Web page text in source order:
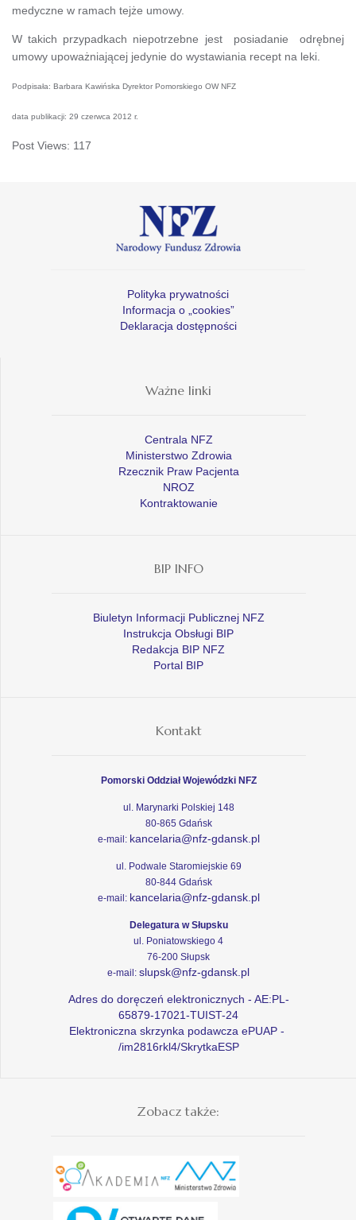
medyczne w ramach tejże umowy.
W takich przypadkach niepotrzebne jest posiadanie odrębnej
umowy upoważniającej jedynie do wystawiania recept na leki.
Podpisała: Barbara Kawińska Dyrektor Pomorskiego OW NFZ
data publikacji: 29 czerwca 2012 r.
Post Views: 117
Polityka prywatności
Informacja o „cookies”
Deklaracja dostępności
Ważne linki
Centrala NFZ
Ministerstwo Zdrowia
Rzecznik Praw Pacjenta
NROZ
Kontraktowanie
BIP INFO
Biuletyn Informacji Publicznej NFZ
Instrukcja Obsługi BIP
Redakcja BIP NFZ
Portal BIP
Kontakt
Pomorski Oddział Wojewódzki NFZ
ul. Marynarki Polskiej 148
80-865 Gdańsk
e-mail: kancelaria@nfz-gdansk.pl
ul. Podwale Staromiejskie 69
80-844 Gdańsk
e-mail: kancelaria@nfz-gdansk.pl
Delegatura w Słupsku
ul. Poniatowskiego 4
76-200 Słupsk
e-mail: slupsk@nfz-gdansk.pl
Adres do doręczeń elektronicznych - AE:PL-
65879-17021-TUIST-24
Elektroniczna skrzynka podawcza ePUAP -
/im2816rkl4/SkrytkaESP
Zobacz także: